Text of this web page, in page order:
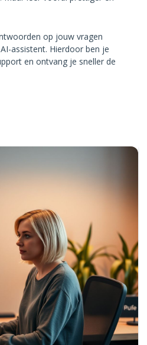
op jouw vragen
assistent. Hierdoor ben je
en ontvang je sneller de